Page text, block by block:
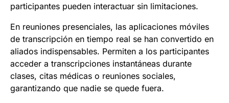
participantes pueden interactuar sin limitaciones.
En reuniones presenciales, las aplicaciones móviles
de transcripción en tiempo real se han convertido en
aliados indispensables. Permiten a los participantes
acceder a transcripciones instantáneas durante
clases, citas médicas o reuniones sociales,
garantizando que nadie se quede fuera.